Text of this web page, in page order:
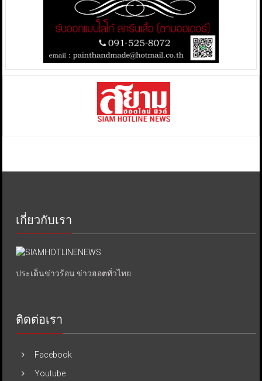
เกี่ยวกับเรา
ประเด็นข่าวร้อน ข่าวฮอตทั่วไทย.
ติดต่อเรา
Facebook
Youtube